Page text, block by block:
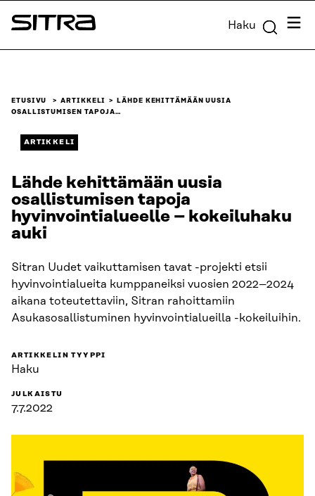
Siirry
suoraan
Sitra Haku
ETUSIVU ARTIKKELI
LÄHDE KEHITTÄMÄÄN UUSIA
OSALLISTUMISEN TAPOJA…
ARTIKKELI
Lähde kehittämään uusia
osallistumisen tapoja
hyvinvointialueelle – kokeiluhaku
auki
Sitran Uudet vaikuttamisen tavat -projekti etsii
hyvinvointialueita kumppaneiksi vuosien 2022–2024
aikana toteutettaviin, Sitran rahoittamiin
Asukasosallistuminen hyvinvointialueilla -kokeiluihin.
ARTIKKELIN TYYPPI
Haku
JULKAISTU
7.7.2022